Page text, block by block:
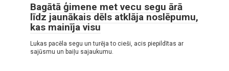
Bagātā ģimene met vecu segu ārā
līdz jaunākais dēls atklāja noslēpumu,
kas mainīja visu
Lukas pacēla segu un turēja to cieši, acis piepildītas ar
sajūsmu un baiļu sajaukumu.